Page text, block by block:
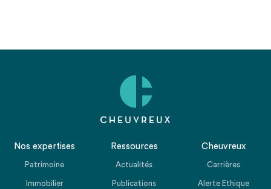
Nos expertises
Patrimoine
Immobilier
Ressources
Actualités
Publications
Cheuvreux
Carrières
Alerte Ethique